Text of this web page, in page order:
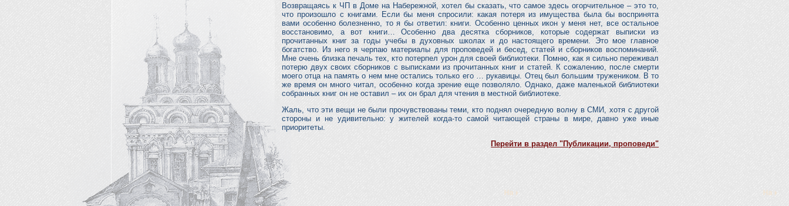
Возвращаясь к ЧП в Доме на Набережной, хотел бы сказать, что самое здесь огорчительное – это то,
что произошло с книгами. Если бы меня спросили: какая потеря из имущества была бы воспринята
вами особенно болезненно, то я бы ответил: книги. Особенно ценных икон у меня нет, все остальное
восстановимо, а вот книги… Особенно два десятка сборников, которые содержат выписки из
прочитанных книг за годы учебы в духовных школах и до настоящего времени. Это мое главное
богатство. Из него я черпаю материалы для проповедей и бесед, статей и сборников воспоминаний.
Мне очень близка печаль тех, кто потерпел урон для своей библиотеки. Помню, как я сильно переживал
потерю двух своих сборников с выписками из прочитанных книг и статей. К сожалению, после смерти
моего отца на память о нем мне остались только его … рукавицы. Отец был большим тружеником. В то
же время он много читал, особенно когда зрение еще позволяло. Однако, даже маленькой библиотеки
собранных книг он не оставил – их он брал для чтения в местной библиотеке.
Жаль, что эти вещи не были прочувствованы теми, кто поднял очередную волну в СМИ, хотя с другой
стороны и не удивительно: у жителей когда-то самой читающей страны в мире, давно уже иные
приоритеты.
Перейти в раздел "Публикации, проповеди"